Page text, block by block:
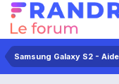
Samsung Galaxy S2 -